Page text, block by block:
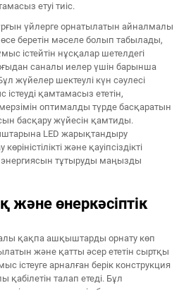
етуі тиіс.
үйлерге орнатылатын айналмалы
беретін мәселе болып табылады,
істейтін нұсқалар шетелдегі
саналы иелер үшін барынша
жүйелер шектеулі күн сәулесі
істеуді қамтамасыз ететін,
оптималды түрде басқаратын
басқару жүйесін қамтиды.
LED жарықтандыру
және қауіпсіздікті
энергиясын тұтыруды маңызды
өнеркәсіптік
қақпа ашқыштарды орнату көп
және қатты әсер ететін сыртқы
істеуге арналған берік конструкция
талап етеді. Бұл